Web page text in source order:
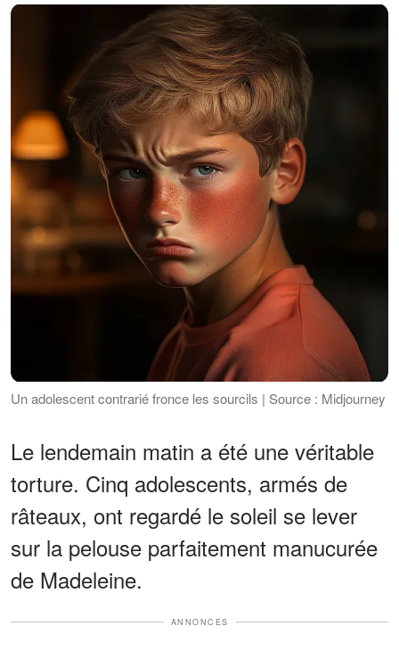
Un adolescent contrarié fronce les sourcils | Source : Midjourney
Le lendemain matin a été une véritable
torture. Cinq adolescents, armés de
râteaux, ont regardé le soleil se lever
sur la pelouse parfaitement manucurée
de Madeleine.
ANNONCES